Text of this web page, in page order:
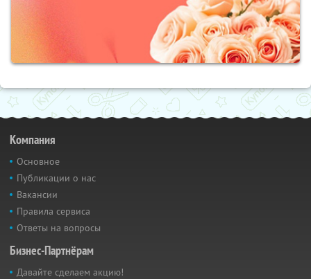
Компания
Основное
Публикации о нас
Вакансии
Правила сервиса
Ответы на вопросы
Бизнес-Партнёрам
Давайте сделаем акцию!